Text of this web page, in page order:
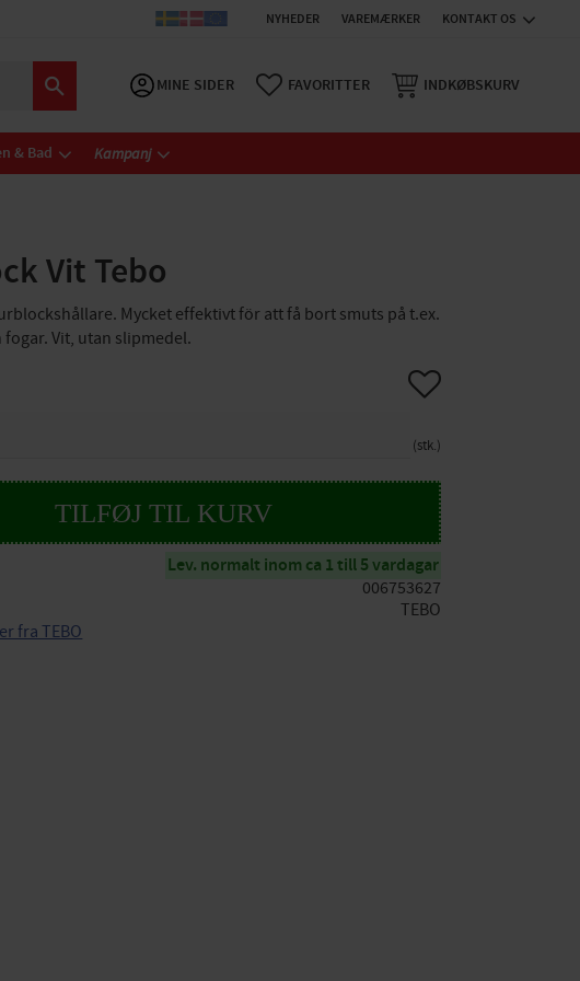
NYHEDER VAREMÆRKER KONTAKT OS
MINE SIDER FAVORITTER INDKØBSKURV
& Bad Kampanj
Vit Tebo
Mycket effektivt för att få bort smuts på t.ex.
fogar. Vit, utan slipmedel.
stk.
Gem som favorit
Lev. normalt inom ca 1 till 5 vardagar
006753627
TEBO
fra TEBO